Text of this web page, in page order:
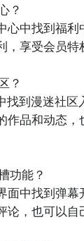
？
心中找到福利
享受会员特
？
找到漫迷社区
作品和动态
功能？
面中找到弹
，也可以自